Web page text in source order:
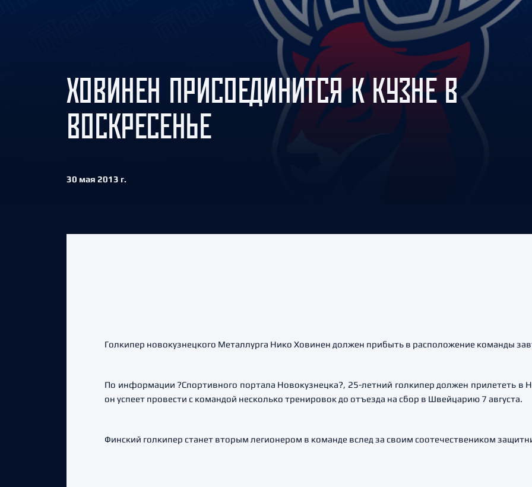
Амур
Барыс
Салават Юлаев
Сибирь
ХОВИНЕН ПРИСОЕДИНИТСЯ К КУЗНЕ В
ВОСКРЕСЕНЬЕ
30 мая 2013 г.
Голкипер новокузнецкого Металлурга Нико Ховинен должен прибыть в расположение команды
По информации ?Спортивного портала Новокузнецка?, 25-летний голкипер должен прилететь в
он успеет провести с командой несколько тренировок до отъезда на сбор в Швейцарию 7 августа.
Финский голкипер станет вторым легионером в команде вслед за своим соотечествеником